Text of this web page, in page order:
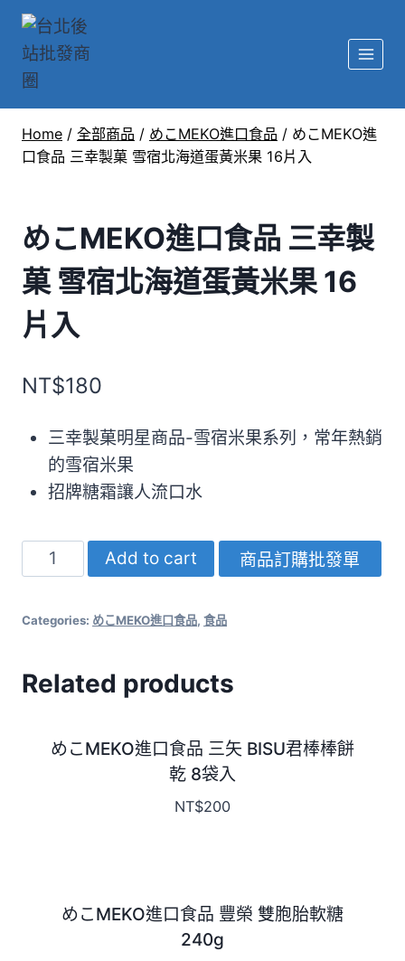
Home / 全部商品 / めこMEKO進口食品 / めこMEKO進
口食品 三幸製菓 雪宿北海道蛋黃米果 16片入
めこMEKO進口食品 三幸製
菓 雪宿北海道蛋黃米果 16
片入
NT$180
三幸製菓明星商品-雪宿米果系列，常年熱銷
的雪宿米果
招牌糖霜讓人流口水
Add to cart 商品訂購批發單
Categories: めこMEKO進口食品, 食品
Related products
めこMEKO進口食品 三矢 BISU君棒棒餅
乾 8袋入
NT$200
めこMEKO進口食品 豐榮 雙胞胎軟糖
240g